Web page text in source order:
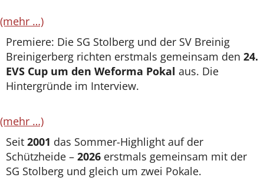
(mehr …)
Premiere: Die SG Stolberg und der SV Breinig
Breinigerberg richten erstmals gemeinsam den 24.
EVS Cup um den Weforma Pokal aus. Die
Hintergründe im Interview.
(mehr …)
Seit 2001 das Sommer-Highlight auf der
Schützheide – 2026 erstmals gemeinsam mit der
SG Stolberg und gleich um zwei Pokale.